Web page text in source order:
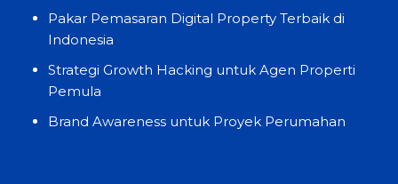
Pakar Pemasaran Digital Property Terbaik di
Indonesia
Strategi Growth Hacking untuk Agen Properti
Pemula
Brand Awareness untuk Proyek Perumahan